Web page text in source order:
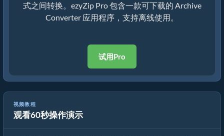
式之间转换。ezyZip Pro 包含一款可下载的 Archive
Converter 应用程序，支持离线使用。
试用Pro
视频教程
观看60秒操作演示
如何使用ezyZip转换压缩文件格式